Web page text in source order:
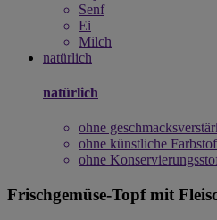
Senf
Ei
Milch
natürlich
natürlich
ohne
ohne künstliche
ohne
Frischgemüse-Topf mit